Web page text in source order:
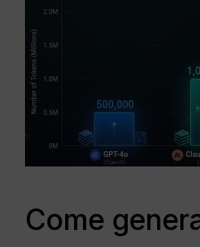
Come